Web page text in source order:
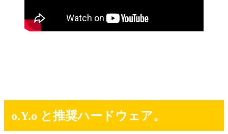
o.Y.o と推奨ハードウェア。